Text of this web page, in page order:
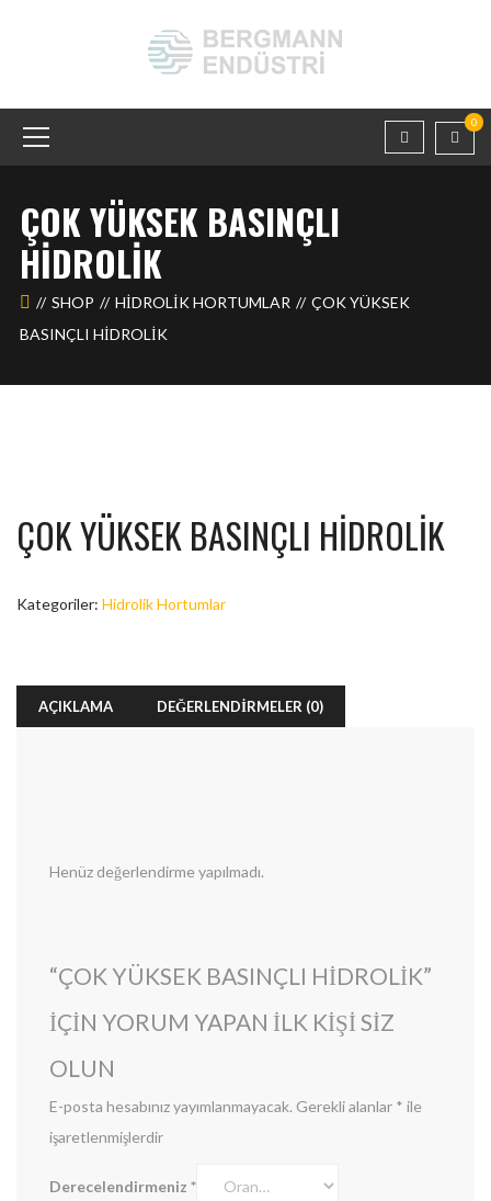
0
ÇOK YÜKSEK BASINÇLI
HİDROLİK
SHOP HIDROLIK HORTUMLAR
ÇOK YÜKSEK
BASINÇLI HİDROLİK
ÇOK YÜKSEK BASINÇLI HİDROLİK
Kategoriler: Hidrolik Hortumlar
AÇIKLAMA DEĞERLENDIRMELER (0)
Henüz değerlendirme yapılmadı.
“ÇOK YÜKSEK BASINÇLI HİDROLİK”
IÇIN YORUM YAPAN ILK KIŞI SIZ
OLUN
E-posta hesabınız yayımlanmayacak. Gerekli alanlar * ile
işaretlenmişlerdir
Derecelendirmeniz *